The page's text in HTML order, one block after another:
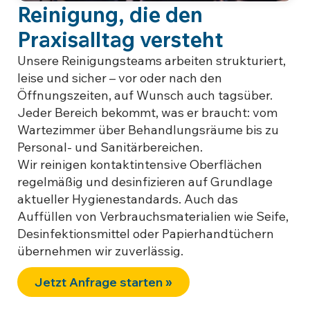
Reinigung, die den
Praxisalltag versteht
Unsere Reinigungsteams arbeiten strukturiert,
leise und sicher – vor oder nach den
Öffnungszeiten, auf Wunsch auch tagsüber.
Jeder Bereich bekommt, was er braucht: vom
Wartezimmer über Behandlungsräume bis zu
Personal- und Sanitärbereichen.
Wir reinigen kontaktintensive Oberflächen
regelmäßig und desinfizieren auf Grundlage
aktueller Hygienestandards. Auch das
Auffüllen von Verbrauchsmaterialien wie Seife,
Desinfektionsmittel oder Papierhandtüchern
übernehmen wir zuverlässig.
Jetzt Anfrage starten »